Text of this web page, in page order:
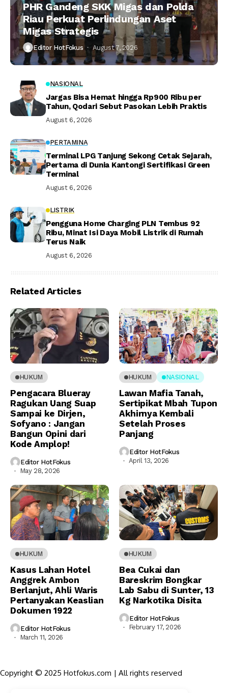
PHR Gandeng SKK Migas dan Polda
Riau Perkuat Perlindungan Aset
Migas Strategis
Editor HotFokus August 7, 2026
NASIONAL
Jargas Bisa Hemat hingga Rp900 Ribu per
Tahun, Qodari Sebut Pasokan Lebih Praktis
August 6, 2026
PERTAMINA
Terminal LPG Tanjung Sekong Cetak Sejarah,
Pertama di Dunia Kantongi Sertifikasi Green
Terminal
August 6, 2026
LISTRIK
Pengguna Home Charging PLN Tembus 92
Ribu, Minat Isi Daya Mobil Listrik di Rumah
Terus Naik
August 6, 2026
Related Articles
HUKUM
Pengacara Blueray
Ragukan Uang Suap
Sampai ke Dirjen,
Sofyano : Jangan
Bangun Opini dari
Kode Amplop!
Editor HotFokus
May 28, 2026
HUKUM NASIONAL
Lawan Mafia Tanah,
Sertipikat Mbah Tupon
Akhirnya Kembali
Setelah Proses
Panjang
Editor HotFokus
April 13, 2026
HUKUM
Kasus Lahan Hotel
Anggrek Ambon
Berlanjut, Ahli Waris
Pertanyakan Keaslian
Dokumen 1922
Editor HotFokus
March 11, 2026
HUKUM
Bea Cukai dan
Bareskrim Bongkar
Lab Sabu di Sunter, 13
Kg Narkotika Disita
Editor HotFokus
February 17, 2026
Copyright © 2025 Hotfokus.com | All rights reserved